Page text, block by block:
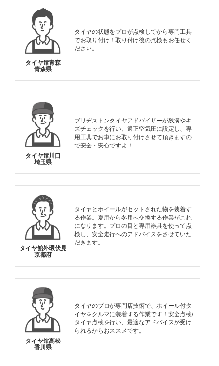
タイヤ館青森
青森県
タイヤの状態をプロが点検してから専門工具
でお取り付け！取り付け後の点検もお任せく
ださい。
タイヤ館川口
埼玉県
ブリヂストンタイヤアドバイザーが残溝やキ
ズチェックを行い、適正空気圧に設定し、専
用工具でお車にお取り付けさせて頂きますの
で安全・安心ですよ！
タイヤ館外環伏見
京都府
タイヤとホイールがセットされた物を装着す
る作業。夏用から冬用へ交換する作業がこれ
になります。プロの目と専用器具を使って点
検し、安全走行へのアドバイスをさせていた
だきます。
タイヤ館高松
香川県
タイヤのプロが専門店技術で、ホイール付タ
イヤをクルマに装着する作業です！安全点検/
タイヤ点検を行い、最適なアドバイスが受け
られるからおススメです。